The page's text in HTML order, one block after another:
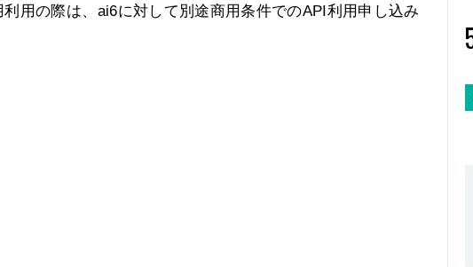
用の際は、ai6に対して別途商用条件でのAPI利用申し込み